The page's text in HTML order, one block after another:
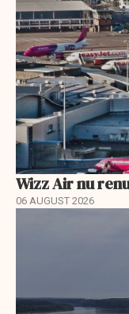
Wizz Air nu
06 AUGUST 2026